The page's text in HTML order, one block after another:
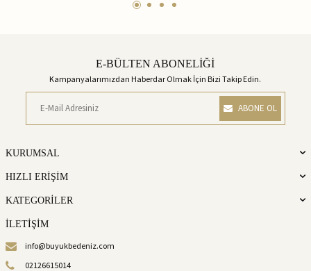
E-BÜLTEN ABONELİĞİ
Kampanyalarımızdan Haberdar Olmak İçin Bizi Takip Edin.
ABONE OL
KURUMSAL
HIZLI ERİŞİM
KATEGORİLER
İLETİŞİM
info@buyukbedeniz.com
02126615014